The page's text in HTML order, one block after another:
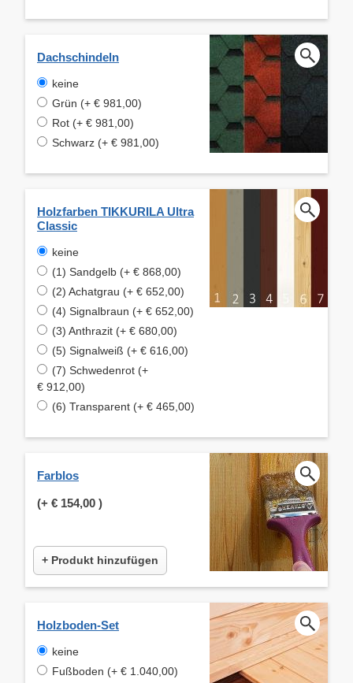
Dachschindeln
keine
Grün (+ € 981,00)
Rot (+ € 981,00)
Schwarz (+ € 981,00)
Holzfarben TIKKURILA Ultra
Classic
keine
(1) Sandgelb (+ € 868,00)
(2) Achatgrau (+ € 652,00)
(4) Signalbraun (+ € 652,00)
(3) Anthrazit (+ € 680,00)
(5) Signalweiß (+ € 616,00)
(7) Schwedenrot (+
€ 912,00)
(6) Transparent (+ € 465,00)
Farblos
(+ € 154,00 )
+ Produkt hinzufügen
Holzboden-Set
keine
Fußboden (+ € 1.040,00)